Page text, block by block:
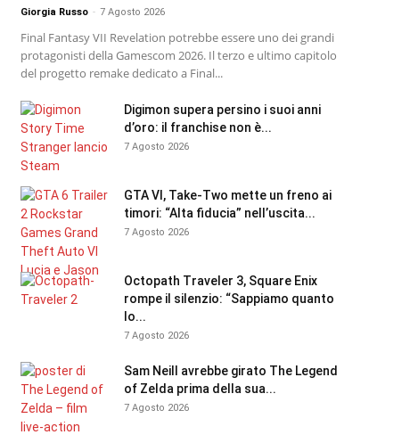
Giorgia Russo - 7 Agosto 2026
Final Fantasy VII Revelation potrebbe essere uno dei grandi
protagonisti della Gamescom 2026. Il terzo e ultimo capitolo
del progetto remake dedicato a Final...
Digimon supera persino i suoi anni
d’oro: il franchise non è...
7 Agosto 2026
GTA VI, Take-Two mette un freno ai
timori: “Alta fiducia” nell’uscita...
7 Agosto 2026
Octopath Traveler 3, Square Enix
rompe il silenzio: “Sappiamo quanto
lo...
7 Agosto 2026
Sam Neill avrebbe girato The Legend
of Zelda prima della sua...
7 Agosto 2026